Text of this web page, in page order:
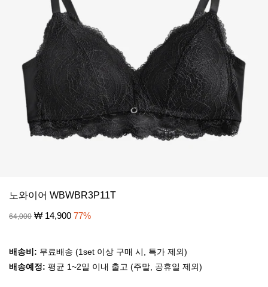
노와이어 WBWBR3P11T
64,000 ₩ 14,900 77%
배송비: 무료배송 (1set 이상 구매 시, 특가 제외)
배송예정: 평균 1~2일 이내 출고 (주말, 공휴일 제외)